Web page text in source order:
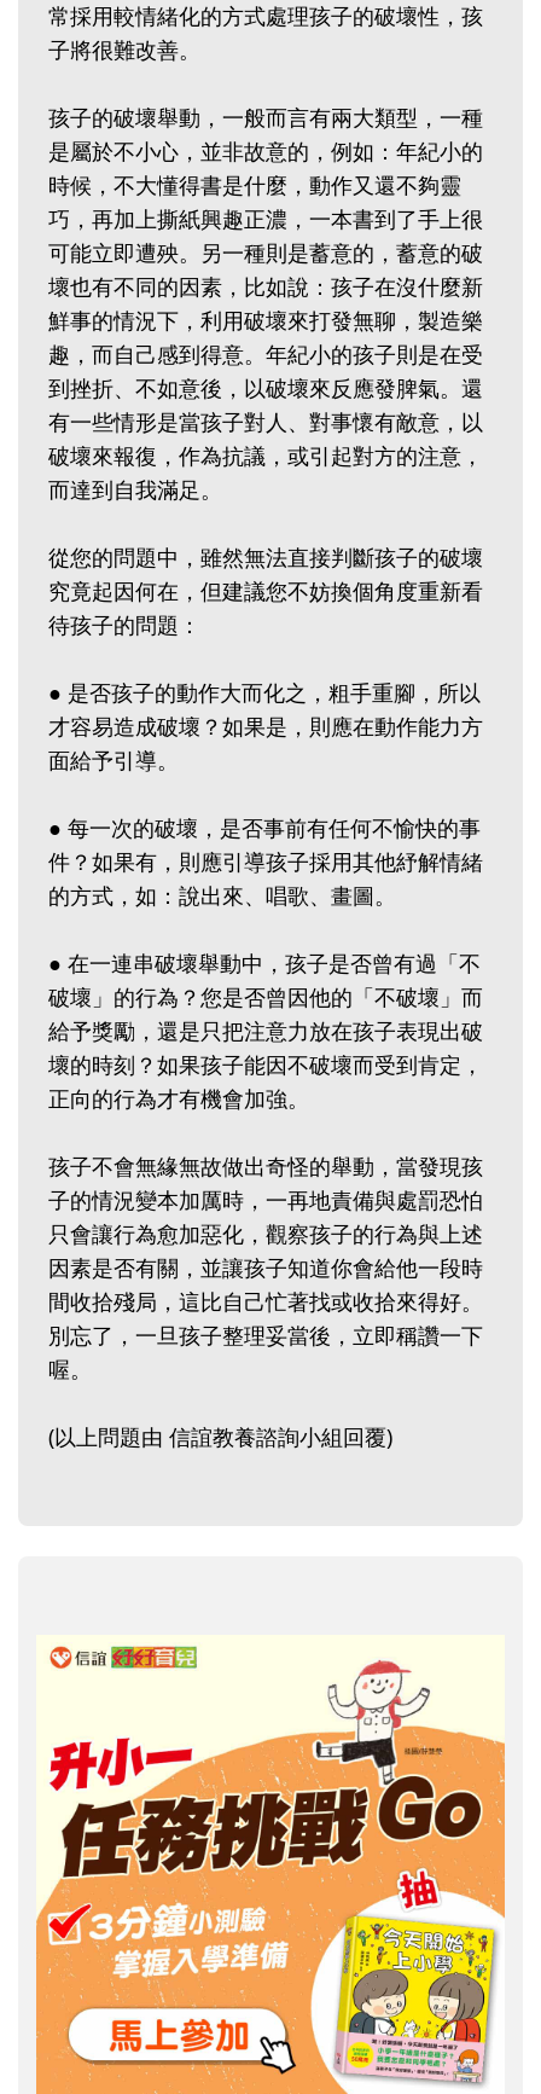
常採用較情緒化的方式處理孩子的破壞性，孩
子將很難改善。
孩子的破壞舉動，一般而言有兩大類型，一種
是屬於不小心，並非故意的，例如：年紀小的
時候，不大懂得書是什麼，動作又還不夠靈
巧，再加上撕紙興趣正濃，一本書到了手上很
可能立即遭殃。另一種則是蓄意的，蓄意的破
壞也有不同的因素，比如說：孩子在沒什麼新
鮮事的情況下，利用破壞來打發無聊，製造樂
趣，而自己感到得意。年紀小的孩子則是在受
到挫折、不如意後，以破壞來反應發脾氣。還
有一些情形是當孩子對人、對事懷有敵意，以
破壞來報復，作為抗議，或引起對方的注意，
而達到自我滿足。
從您的問題中，雖然無法直接判斷孩子的破壞
究竟起因何在，但建議您不妨換個角度重新看
待孩子的問題：
● 是否孩子的動作大而化之，粗手重腳，所以
才容易造成破壞？如果是，則應在動作能力方
面給予引導。
● 每一次的破壞，是否事前有任何不愉快的事
件？如果有，則應引導孩子採用其他紓解情緒
的方式，如：說出來、唱歌、畫圖。
● 在一連串破壞舉動中，孩子是否曾有過「不
破壞」的行為？您是否曾因他的「不破壞」而
給予獎勵，還是只把注意力放在孩子表現出破
壞的時刻？如果孩子能因不破壞而受到肯定，
正向的行為才有機會加強。
孩子不會無緣無故做出奇怪的舉動，當發現孩
子的情況變本加厲時，一再地責備與處罰恐怕
只會讓行為愈加惡化，觀察孩子的行為與上述
因素是否有關，並讓孩子知道你會給他一段時
間收拾殘局，這比自己忙著找或收拾來得好。
別忘了，一旦孩子整理妥當後，立即稱讚一下
喔。
(以上問題由 信誼教養諮詢小組回覆)